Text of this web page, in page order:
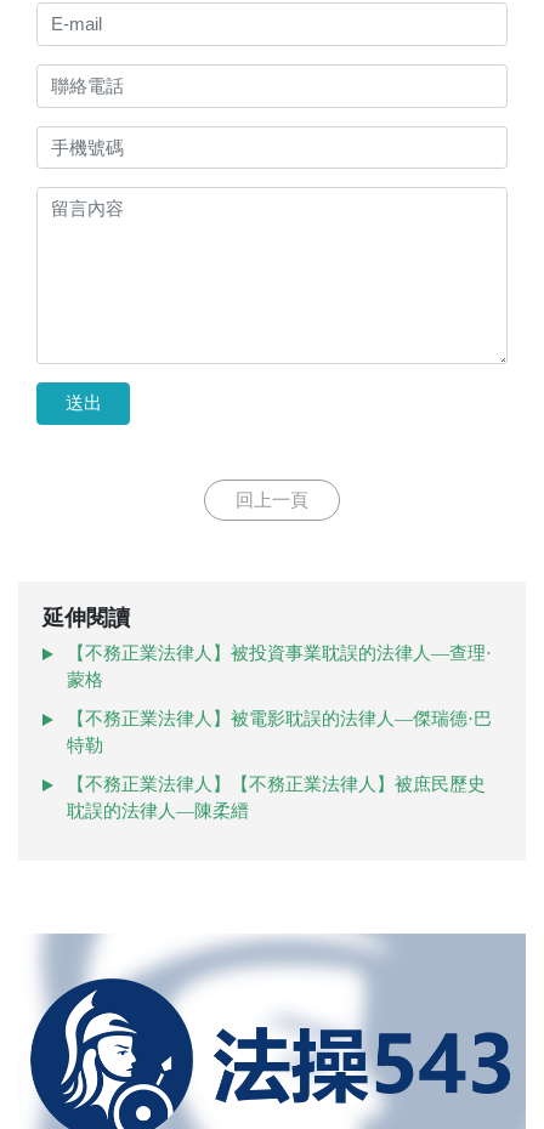
送出
回上一頁
延伸閱讀
【不務正業法律人】被投資事業耽誤的法律人—查理·
蒙格
【不務正業法律人】被電影耽誤的法律人—傑瑞德·巴
特勒
【不務正業法律人】【不務正業法律人】被庶民歷史
耽誤的法律人—陳柔縉